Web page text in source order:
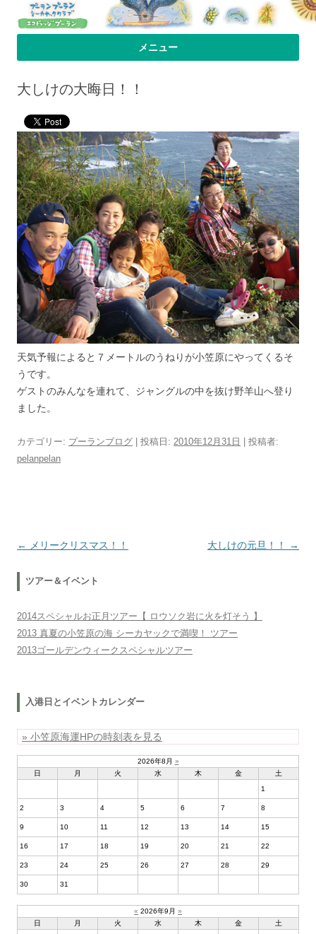
プーラン・プーラン｜小笠原父島 シ
ーカヤック 宿
小笠原父島のシーカヤックスクール＆ツアー「プーランプーランシーカ
ヤッククラブ」、森のコテージのお宿の「プーランビレッジ」のHPへよ
メニュー
大しけの大晦日！！
天気予報によると７メートルのうねりが小笠原にやってくるそ
うです。
ゲストのみんなを連れて、ジャングルの中を抜け野羊山へ登り
ました。
カテゴリー: プーランブログ | 投稿日: 2010年12月31日
投稿者:
pelanpelan
投稿ナビゲーション
← メリークリスマス！！ 大しけの元旦！！ →
ツアー＆イベント
2014スペシャルお正月ツアー【 ロウソク岩に火を灯そう 】
2013 真夏の小笠原の海 シーカヤックで満喫！ ツアー
2013ゴールデンウィークスペシャルツアー
入港日とイベントカレンダー
» 小笠原海運HPの時刻表を見る
2026年8月 »
日
月 火 水 木 金
土
1
2 3 4 5 6 7 8
9 10 11 12 13 14 15
16 17 18 19 20 21 22
23 24 25 26 27 28 29
30 31
« 2026年9月 »
日
月 火 水 木 金
土